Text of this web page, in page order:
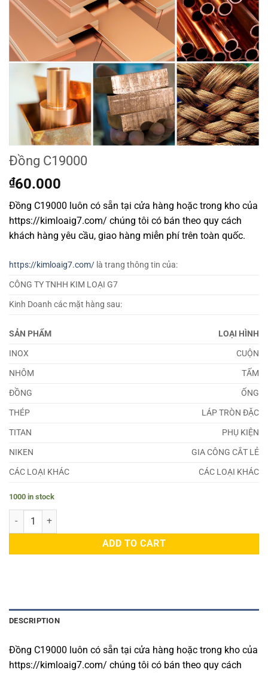
Đồng C19000
₫60.000
Đồng C19000 luôn có sẵn tại cửa hàng hoặc trong kho của
https://kimloaig7.com/ chúng tôi có bán theo quy cách
khách hàng yêu cầu, giao hàng miễn phí trên toàn quốc.
https://kimloaig7.com/ là trang thông tin của:
CÔNG TY TNHH KIM LOẠI G7
Kinh Doanh các mặt hàng sau:
SẢN PHẨM
LOẠI HÌNH
INOX
CUỘN
NHÔM
TẤM
ĐỒNG
ỐNG
THÉP
LÁP TRÒN ĐẶC
TITAN
PHỤ KIỆN
NIKEN
GIA CÔNG CẮT LẺ
CÁC LOẠI KHÁC
CÁC LOẠI KHÁC
1000 in stock
Đồng C19000 quantity
ADD TO CART
DESCRIPTION
Đồng C19000 luôn có sẵn tại cửa hàng hoặc trong kho của
https://kimloaig7.com/ chúng tôi có bán theo quy cách